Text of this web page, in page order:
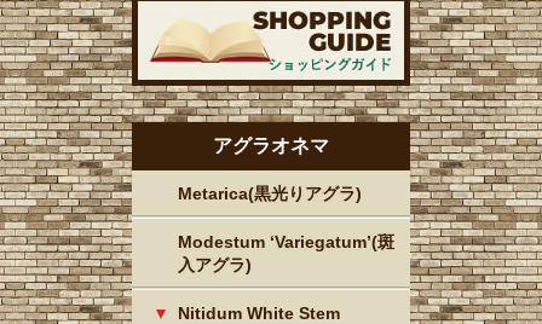
アグラオネマ
Metarica(黒光りアグラ)
Modestum ‘Variegatum’(斑
入アグラ)
Nitidum White Stem